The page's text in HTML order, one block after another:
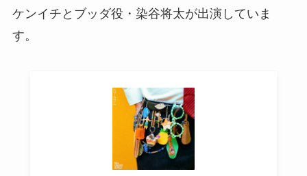
ケンイチとブッダ役・染谷将太が出演していま
す。